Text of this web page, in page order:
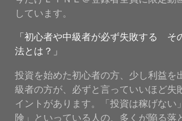
しています。
「初心者や中級者が必ず失敗する そ
法とは？」
投資を始めた初心者の方、少し利益を
級者の方が、必ずと言っていいほど失
イントがあります。「投資は稼げない
険」といっている人の、多くが陥る落